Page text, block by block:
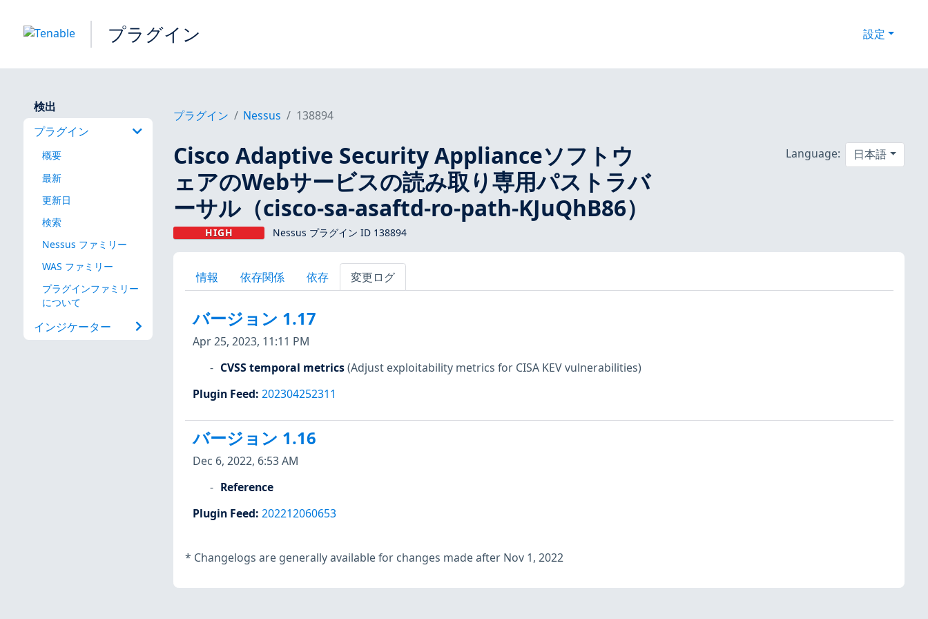
プラグイン 設定
検出
プラグイン
概要
最新
更新日
検索
Nessus ファミリー
WAS ファミリー
プラグインファミリー
について
インジケーター
プラグイン Nessus 138894
Cisco Adaptive Security Applianceソフトウ
ェアのWebサービスの読み取り専用パストラバ
ーサル（cisco-sa-asaftd-ro-path-KJuQhB86）
HIGH Nessus プラグイン ID 138894
Language: 日本語
情報 依存関係 依存 変更ログ
バージョン 1.17
Apr 25, 2023, 11:11 PM
CVSS temporal metrics(Adjust exploitability metrics for CISA KEV vulnerabilities)
Plugin Feed: 202304252311
バージョン 1.16
Dec 6, 2022, 6:53 AM
Reference
Plugin Feed: 202212060653
* Changelogs are generally available for changes made after Nov 1, 2022